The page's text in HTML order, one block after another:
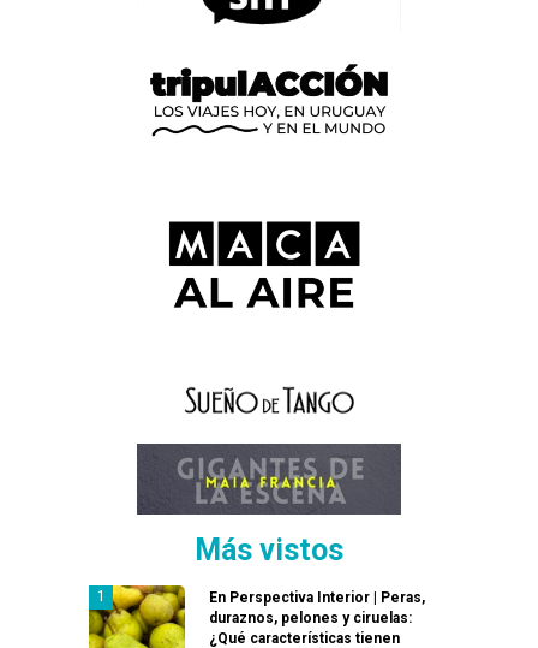
Más vistos
En Perspectiva Interior | Peras,
duraznos, pelones y ciruelas:
¿Qué características tienen